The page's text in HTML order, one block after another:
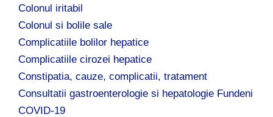
Colonul iritabil
Colonul si bolile sale
Complicatiile bolilor hepatice
Complicatiile cirozei hepatice
Constipatia, cauze, complicatii, tratament
Consultatii gastroenterologie si hepatologie Fundeni
COVID-19